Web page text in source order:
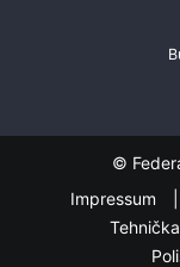
©
Impressum